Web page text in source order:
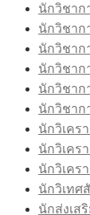
นักวิชาก
นักวิชาก
นักวิชาก
นักวิชาก
นักวิชาก
นักวิชาก
นักวิเคร
นักวิเคร
นักวิเคร
นักวิเทศ
นักส่งเส